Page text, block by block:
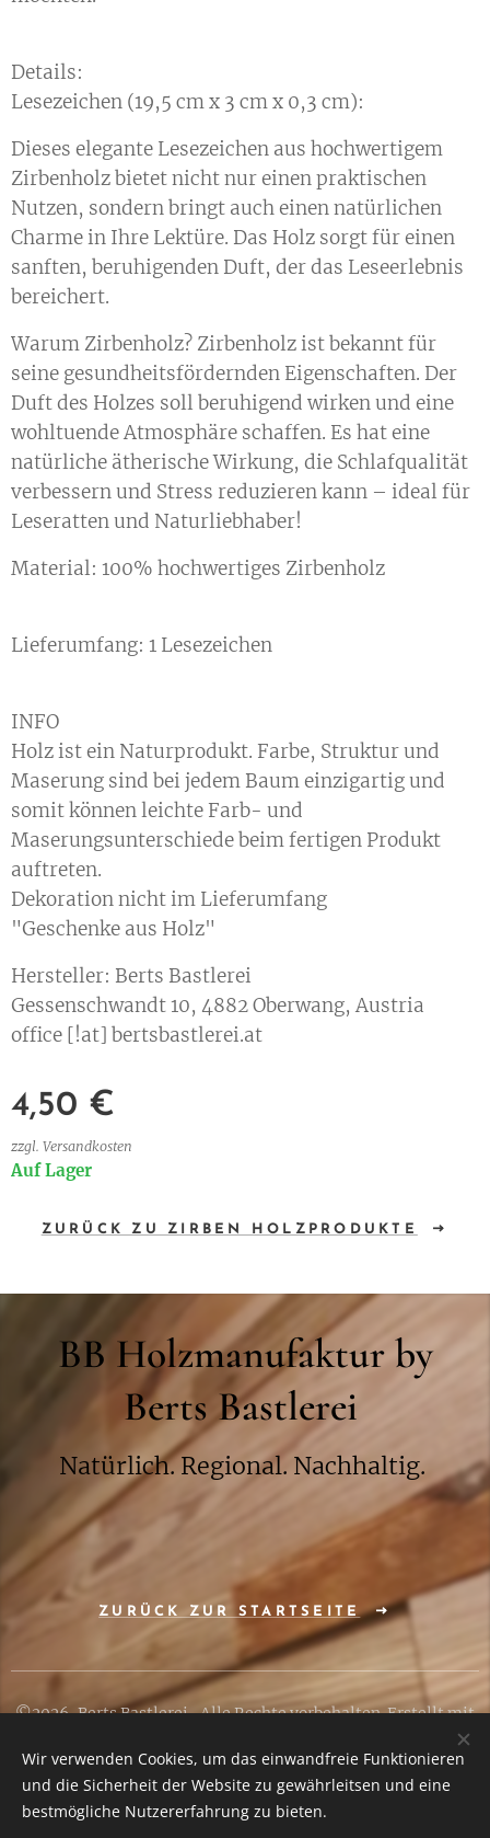
Details:
Lesezeichen (19,5 cm x 3 cm x 0,3 cm):
Dieses elegante Lesezeichen aus hochwertigem
Zirbenholz bietet nicht nur einen praktischen
Nutzen, sondern bringt auch einen natürlichen
Charme in Ihre Lektüre. Das Holz sorgt für einen
sanften, beruhigenden Duft, der das Leseerlebnis
bereichert.
Warum Zirbenholz? Zirbenholz ist bekannt für
seine gesundheitsfördernden Eigenschaften. Der
Duft des Holzes soll beruhigend wirken und eine
wohltuende Atmosphäre schaffen. Es hat eine
natürliche ätherische Wirkung, die Schlafqualität
verbessern und Stress reduzieren kann – ideal für
Leseratten und Naturliebhaber!
Material: 100% hochwertiges Zirbenholz
Lieferumfang: 1 Lesezeichen
INFO
Holz ist ein Naturprodukt. Farbe, Struktur und
Maserung sind bei jedem Baum einzigartig und
somit können leichte Farb- und
Maserungsunterschiede beim fertigen Produkt
auftreten.
Dekoration nicht im Lieferumfang
"Geschenke aus Holz"
Hersteller: Berts Bastlerei
Gessenschwandt 10, 4882 Oberwang, Austria
office [!at] bertsbastlerei.at
4,50 €
zzgl. Versandkosten
Auf Lager
ZURÜCK ZU ZIRBEN HOLZPRODUKTE
BB Holzmanufaktur by
Berts Bastlerei
Natürlich. Regional. Nachhaltig.
ZURÜCK ZUR STARTSEITE
©2026, Berts Bastlerei, Alle Rechte vorbehalten. Erstellt mit
Cookies
Wir verwenden Cookies, um das einwandfreie Funktionieren
und die Sicherheit der Website zu gewährleitsen und eine
bestmögliche Nutzererfahrung zu bieten.